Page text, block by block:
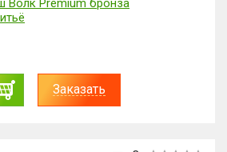
Волк Premium бронза
Заказать